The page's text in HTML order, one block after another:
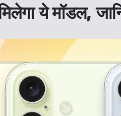
ये मॉडल,